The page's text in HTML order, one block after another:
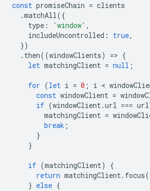
const promiseChain = clients
.matchAll({
type : 'window' ,
includeUncontrolled : true,
})
. then((windowClients) => {
let matchingClient = null ;
for (let i = 0 ; i <
const windowClient =
if (windowClient.url ===
matchingClient =
break ;
}
}
if (matchingClient)
{
return matchingClient. focus
} else {